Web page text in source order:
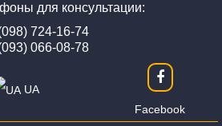
для консультации:
724-16-74
066-08-78
Facebook
UA